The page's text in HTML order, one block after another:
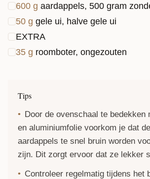
600 g aardappels, 500 gram
50 g gele ui, halve gele ui
EXTRA
35 g roomboter, ongezouten
Tips
Door de ovenschaal te bedekken
en aluminiumfolie voorkom je dat
aardappels te snel bruin worden
zijn. Dit zorgt ervoor dat ze lekker
Controleer regelmatig tijdens het